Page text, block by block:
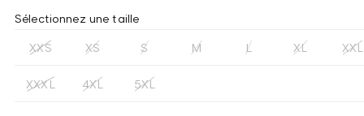
Sélectionnez une taille
XXS XS S M L XL XXL
XXXL 4XL 5XL